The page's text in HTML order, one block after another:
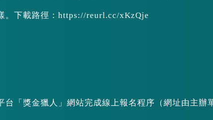
。下載路徑：https://reurl.cc/xKzQje
「獎金獵人」網站完成線上報名程序（網址由主辦